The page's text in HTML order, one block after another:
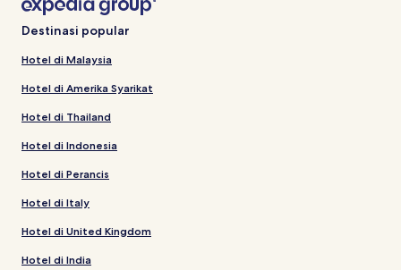
Destinasi popular
Hotel di Malaysia
Hotel di Amerika Syarikat
Hotel di Thailand
Hotel di Indonesia
Hotel di Perancis
Hotel di Italy
Hotel di United Kingdom
Hotel di India